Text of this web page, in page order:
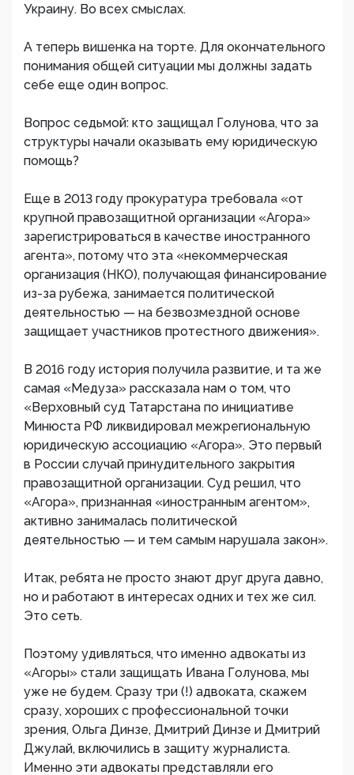
Украину. Во всех смыслах.
А теперь вишенка на торте. Для окончательного
понимания общей ситуации мы должны задать
себе еще один вопрос.
Вопрос седьмой: кто защищал Голунова, что за
структуры начали оказывать ему юридическую
помощь?
Еще в 2013 году прокуратура требовала «от
крупной правозащитной организации «Агора»
зарегистрироваться в качестве иностранного
агента», потому что эта «некоммерческая
организация (НКО), получающая финансирование
из-за рубежа, занимается политической
деятельностью — на безвозмездной основе
защищает участников протестного движения».
В 2016 году история получила развитие, и та же
самая «Медуза» рассказала нам о том, что
«Верховный суд Татарстана по инициативе
Минюста РФ ликвидировал межрегиональную
юридическую ассоциацию «Агора». Это первый
в России случай принудительного закрытия
правозащитной организации. Суд решил, что
«Агора», признанная «иностранным агентом»,
активно занималась политической
деятельностью — и тем самым нарушала закон».
Итак, ребята не просто знают друг друга давно,
но и работают в интересах одних и тех же сил.
Это сеть.
Поэтому удивляться, что именно адвокаты из
«Агоры» стали защищать Ивана Голунова, мы
уже не будем. Сразу три (!) адвоката, скажем
сразу, хороших с профессиональной точки
зрения, Ольга Динзе, Дмитрий Динзе и Дмитрий
Джулай, включились в защиту журналиста.
Именно эти адвокаты представляли его